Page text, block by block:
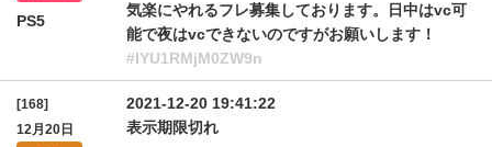
PS5
気楽にやれるフレ募集しております。日中はvc可
能で夜はvcできないのですがお願いします！
#lYU1RMjM0ZW9n
[168]
12月20日
2021-12-20 19:41:22
表示期限切れ